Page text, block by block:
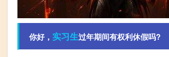
你好， 实习生过年期间有权利休假吗?